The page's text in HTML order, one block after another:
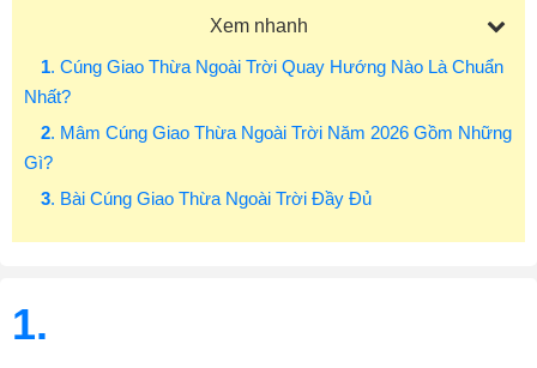
Xem nhanh
1. Cúng Giao Thừa Ngoài Trời Quay Hướng Nào Là Chuẩn
Nhất?
2. Mâm Cúng Giao Thừa Ngoài Trời Năm 2026 Gồm Những
Gì?
3. Bài Cúng Giao Thừa Ngoài Trời Đầy Đủ
1.